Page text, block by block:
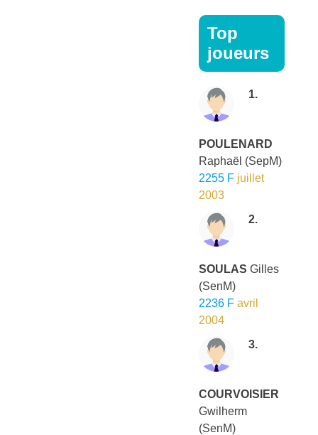
Top
joueurs
1.
POULENARD
Raphaël (SepM)
2255 F juillet
2003
2.
SOULAS Gilles
(SenM)
2236 F avril
2004
3.
COURVOISIER
Gwilherm
(SenM)